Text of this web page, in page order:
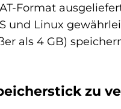
Format
und Linux
als 4 GB)
zu